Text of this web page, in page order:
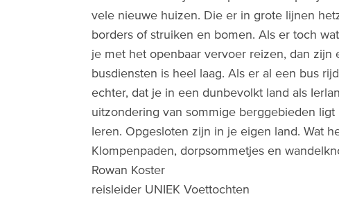
vele nieuwe huizen. Die er in grote lijnen
borders of struiken en bomen. Als er toch
je met het openbaar vervoer reizen, dan
busdiensten is heel laag. Als er al een bus
echter, dat je in een dunbevolkt land als
uitzondering van sommige berggebieden
Ieren. Opgesloten zijn in je eigen land. Wat
Klompenpaden, dorpsommetjes en
Rowan Koster
reisleider UNIEK Voettochten